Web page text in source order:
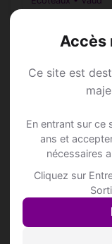
Accès
Ce site est
En entrant sur ce
ans et
nécessaires
Cliquez sur
Rejoins les